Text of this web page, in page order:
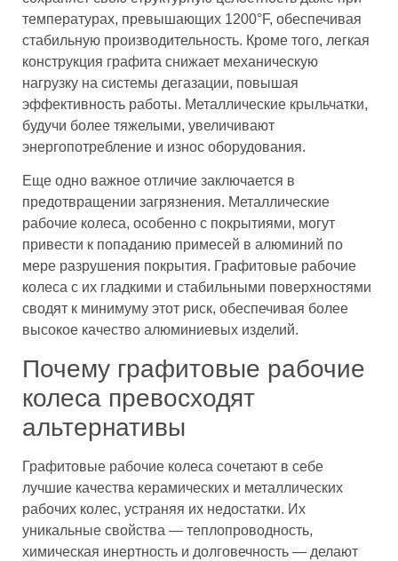
температурах, превышающих 1200°F, обеспечивая
стабильную производительность. Кроме того, легкая
конструкция графита снижает механическую
нагрузку на системы дегазации, повышая
эффективность работы. Металлические крыльчатки,
будучи более тяжелыми, увеличивают
энергопотребление и износ оборудования.
Еще одно важное отличие заключается в
предотвращении загрязнения. Металлические
рабочие колеса, особенно с покрытиями, могут
привести к попаданию примесей в алюминий по
мере разрушения покрытия. Графитовые рабочие
колеса с их гладкими и стабильными поверхностями
сводят к минимуму этот риск, обеспечивая более
высокое качество алюминиевых изделий.
Почему графитовые рабочие
колеса превосходят
альтернативы
Графитовые рабочие колеса сочетают в себе
лучшие качества керамических и металлических
рабочих колес, устраняя их недостатки. Их
уникальные свойства — теплопроводность,
химическая инертность и долговечность — делают